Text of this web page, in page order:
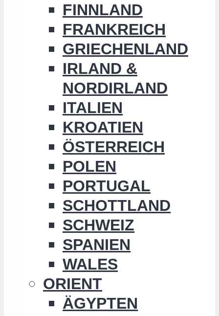
FINNLAND
FRANKREICH
GRIECHENLAND
IRLAND &
NORDIRLAND
ITALIEN
KROATIEN
ÖSTERREICH
POLEN
PORTUGAL
SCHOTTLAND
SCHWEIZ
SPANIEN
WALES
ORIENT
ÄGYPTEN